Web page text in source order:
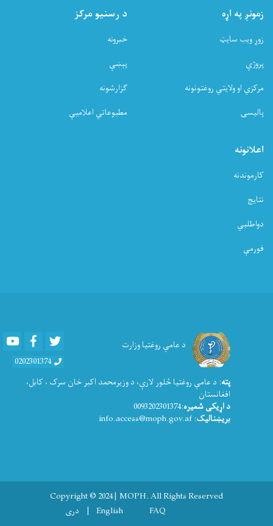
زمونږ په اړه
زوړ ویب سایټ
پروژې
مرکزي او ولایتي روغتونونه
پالیسۍ
د رسنیو مرکز
خبرونه
پېښې
ګزارشونه
مطبوعاتي اعلامیې
اعلانونه
کارموندنه
نتایج
دواطلبي
فورمې
د عامې روغتیا وزارت Youtube Facebook
0202301374
پته: د عامې روغتيا څلور لارې، د وزیرمحمد اکبر خان سرک ، کابل،
افغانستان
د اړیکی شمیره:0093202301374
بریښنالیک: info.access@moph.gov.af
Copyright © 2024 | MOPH. All Rights Reserved
Footer menu
FAQ
English دری